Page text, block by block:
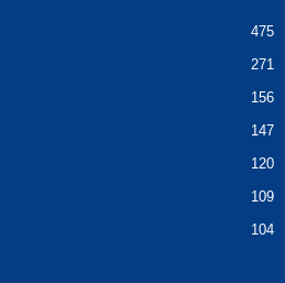
475
271
156
147
120
109
104